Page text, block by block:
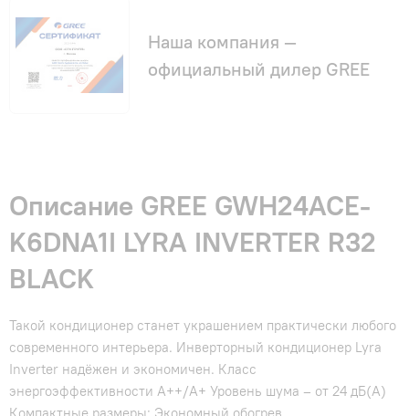
Наша компания —
официальный дилер GREE
Описание GREE GWH24ACE-
K6DNA1I LYRA INVERTER R32
BLACK
Такой кондиционер станет украшением практически любого
современного интерьера. Инверторный кондиционер Lyra
Inverter надёжен и экономичен. Класс
энергоэффективности А++/А+ Уровень шума – от 24 дБ(А)